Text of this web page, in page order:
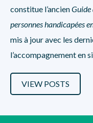
constitue l’ancienGuide
personnes handicapées
mis à jour avec les
l’accompagnement en
VIEW POSTS